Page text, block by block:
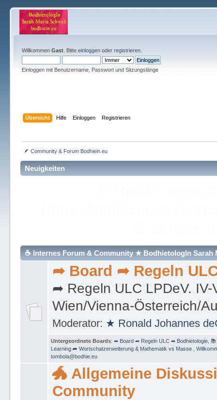
Willkommen Gast. Bitte einloggenoder registrieren.
Einloggen mit Benutzername, Passwort und Sitzungslänge
Übersicht Hilfe Einloggen Registrieren
🪶 Community & Forum Bodhiein.eu
Neuigkeiten
☕ Internes Forum & Community ★ BodhietologIn
https://www.bodhietologie.eu
➦ Board ➦ Regeln
➦ Regeln ULC LPDeV.
Wien/Vienna-Österreich/
Moderator: ★ Ronald Johannes
Untergeordnete Boards: ➦ Board ➦ Regeln ULC ➦ Bodhietologie, 📚
Learning ➦ Wortschatzerweiterung & Mathematik vs Masse
tombola@bodhie.eu
🐲 Allgemeine
Community